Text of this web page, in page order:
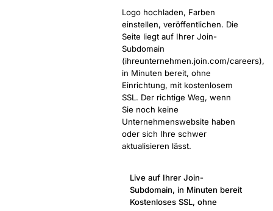
Logo hochladen, Farben
einstellen, veröffentlichen. Die
Seite liegt auf Ihrer Join-
Subdomain
(ihreunternehmen.join.com/careers),
in Minuten bereit, ohne
Einrichtung, mit kostenlosem
SSL. Der richtige Weg, wenn
Sie noch keine
Unternehmenswebsite haben
oder sich Ihre schwer
aktualisieren lässt.
Live auf Ihrer Join-
Subdomain, in Minuten bereit
Kostenloses SSL, ohne